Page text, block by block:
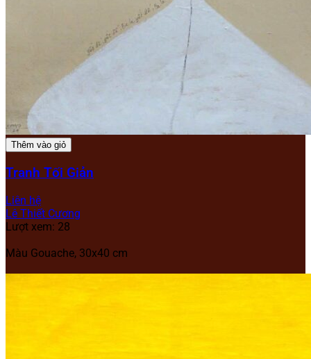
Thêm vào giỏ
Tranh Tối Giản
Liên hệ
Lê Thiết Cương
Lượt xem: 28
Màu Gouache, 30x40 cm